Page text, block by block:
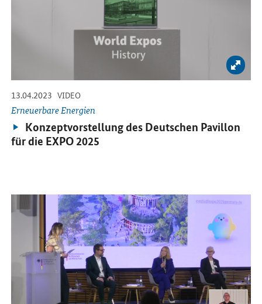
Bild
13.04.2023 -
VIDEO-
Erneuerbare Energien
Video:
Konzeptvorstellung des Deutschen Pavillon
für die EXPO 2025
Öffnet Einzelsicht